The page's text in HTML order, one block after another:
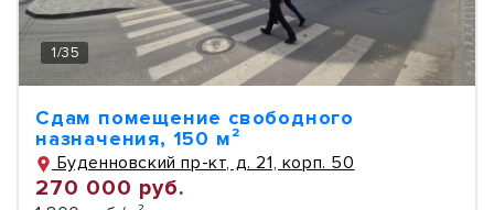
1/35
Сдам помещение свободного
назначения, 150 м²
Буденновский пр-кт, д. 21, корп. 50
270 000 руб.